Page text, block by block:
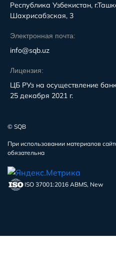
Республика Узбекистан,
Шахрисабзская, 3
Электронная почта:
info@sqb.uz
Лицензия:
ЦБ РУз на осуществление
25 декабря 2021 г.
© SQB
При использовании материалов
обязательна
ISO 37001:2016 ABMS, New